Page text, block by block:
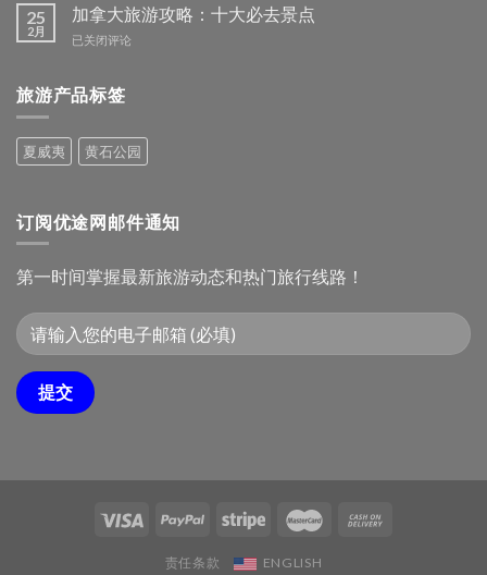
斯，
走
城
夷
波
里
亚
俗
25
2月
加拿大旅游攻略：十大必去景点
加
旅
略：
十
去
已关闭评论
旅游产品标签
夏威夷 黄石公园
订阅优途网邮件通知
第一时间掌握最新旅游动态和热门旅行线路！
责任条款 ENGLISH